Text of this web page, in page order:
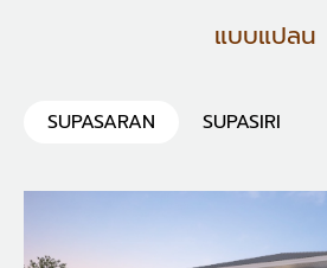
แบบแปลน
SUPASARAN SUPASIRI